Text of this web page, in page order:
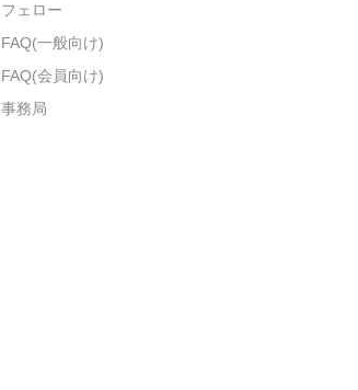
フェロー
FAQ(一般向け)
FAQ(会員向け)
事務局